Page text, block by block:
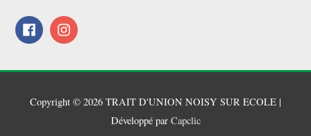
Copyright © 2026 TRAIT D'UNION NOISY SUR ECOLE |
Développé par Capclic